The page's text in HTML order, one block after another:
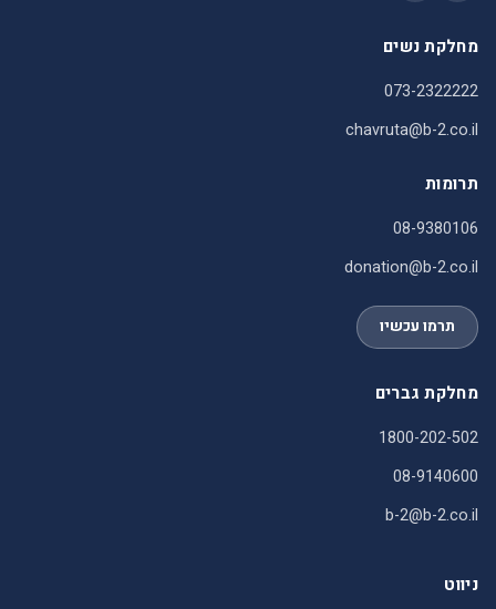
מחלקת נשים
073-2322222
chavruta@b-2.co.il
תרומות
08-9380106
donation@b-2.co.il
תרמו עכשיו
מחלקת גברים
1800-202-502
08-9140600
b-2@b-2.co.il
ניווט